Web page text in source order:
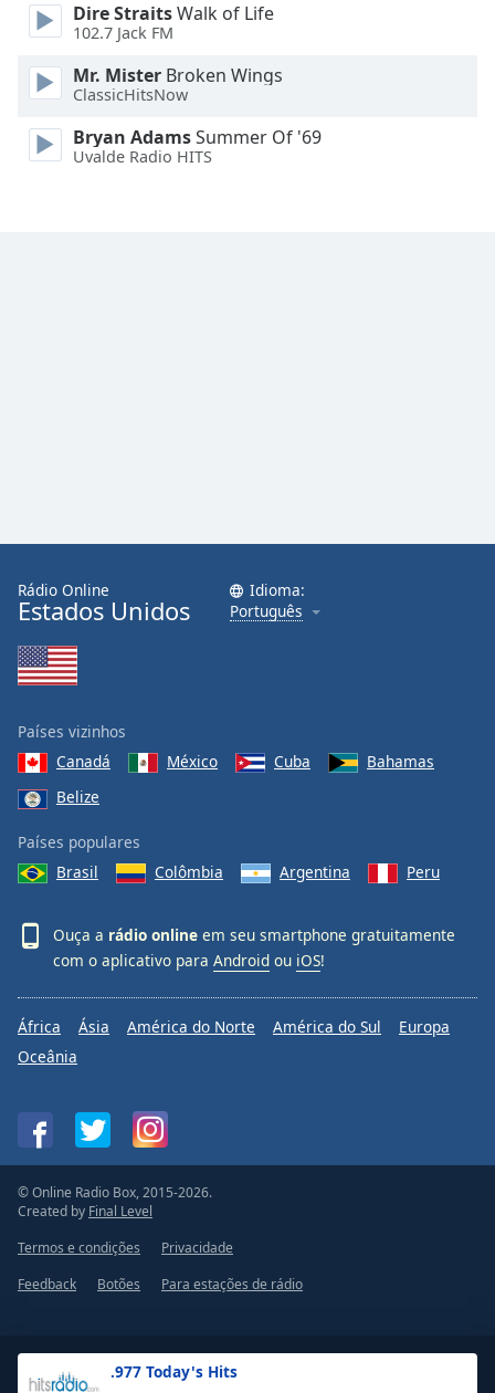
.977 Today's Hits
Dire StraitsWalk of Life
102.7 Jack FM
Mr. Mister Broken Wings
ClassicHitsNow
Bryan AdamsSummer Of '69
Uvalde Radio HITS
Rádio Online
Estados Unidos
Idioma:
Português
Países vizinhos
Canadá
México Cuba
Bahamas
Belize
Países populares
Brasil
Colômbia Argentina Peru
Ouça a rádio online em seu smartphone gratuitamente
com o aplicativo para Android ou iOS!
África Ásia América do Norte América do Sul
Europa
Oceânia
© Online Radio Box, 2015-2026.
Created by Final Level
Termos e condições
Privacidade
Feedback
Botões Para estações de rádio